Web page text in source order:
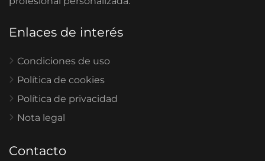
Enlaces de interés
Condiciones de uso
Política de cookies
Política de privacidad
Nota legal
Contacto